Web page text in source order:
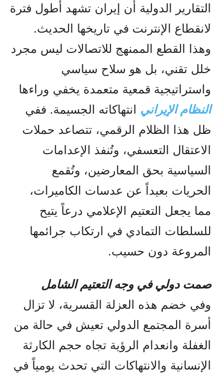
التقارير الدولية أن إيران تشهد أطول فترة
لانقطاع الإنترنت في تاريخها الحديث.
وهذا القطع الممنهج للاتصالات ليس مجرد
خلل تقني، بل هو سلاح سياسي
واستراتيجية قمعية متعمدة يخفي وراءها
النظام الإيراني انتهاكاته الجسيمة. ففي
ظل هذا الظلام الرقمي، تتصاعد حملات
الاعتقال التعسفي، وتُنفذ الإعدامات
السياسية بحق المعارضين، وتُقمع
الحريات بعيداً عن عدسات الكاميرات،
مما يجعل التعتيم الإعلامي درعاً يتيح
للسلطات التمادي في ارتكاب جرائمها
المروعة دون حسيب.
صمت دولي في وجه التعتيم الشامل
وفي خضم هذه العزلة القسرية، لا تزال
أسرة المجتمع الدولي تعيش في حالة من
الغفلة وانعدام الرؤية تجاه حجم الكارثة
الإنسانية والانتهاكات التي تحدث يومياً في